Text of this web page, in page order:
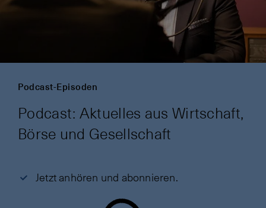
Podcast-Episoden
Podcast: Aktuelles aus Wirtschaft,
Börse und Gesellschaft
Jetzt anhören und abonnieren.